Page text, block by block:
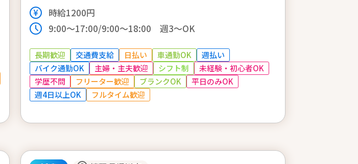
時給1200円
9:00～17:00/9:00～18:00 週3～OK
長期歓迎 交通費支給 日払い 車通勤OK
週払い
バイク通勤OK
主婦・主夫歓迎 シフト制
未経験・初心者OK
学歴不問
フリーター歓迎 ブランクOK
平日のみOK
週4日以上OK
フルタイム歓迎